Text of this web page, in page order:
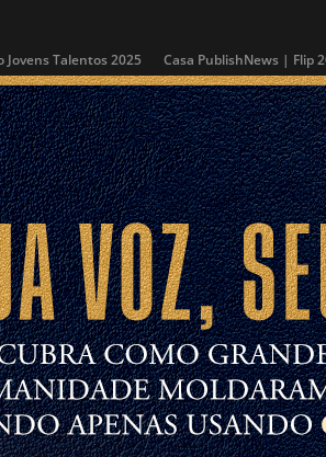
Jovens Talentos 2025 Casa PublishNews | Flip